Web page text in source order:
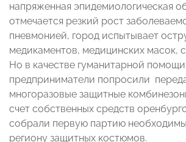
напряженная эпидемиологическая
отмечается резкий рост
пневмонией, город испытывает
медикаментов, медицинских масок,
Но в качестве гуманитарной
предприниматели попросили
многоразовые защитные
счет собственных средств
собрали первую партию
региону защитных костюмов.